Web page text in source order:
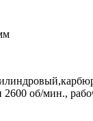
об/мин.,